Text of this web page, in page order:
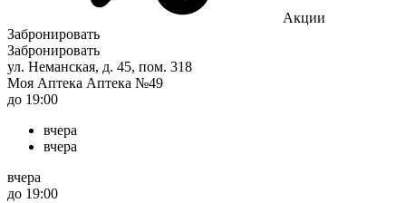
Акции
Забронировать
Забронировать
ул. Неманская, д. 45, пом. 318
Моя Аптека Аптека №49
до 19:00
вчера
вчера
вчера
до 19:00